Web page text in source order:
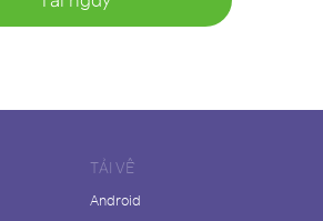
TẢI VỀ
Android